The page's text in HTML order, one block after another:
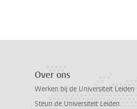
Over ons
Werken bij de Universiteit Leiden
Steun de Universiteit Leiden